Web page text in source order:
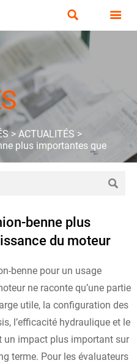
 
> ACTUALITÉS >
plus importantes que

benne plus
du moteur
benne pour un usage
ne raconte qu’une partie
utile, la configuration des
l’efficacité hydraulique et le
un impact plus important sur
terme. Pour les évaluateurs